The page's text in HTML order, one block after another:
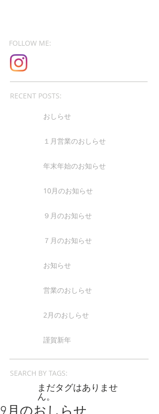
RECENT POSTS:
SEARCH BY TAGS:
FOLLOW ME:
まだタグはありませ
ん。
おしらせ
１月営業のおしらせ
年末年始のお知らせ
10月のお知らせ
９月のお知らせ
７月のお知らせ
お知らせ
営業のおしらせ
2月のおしらせ
謹賀新年